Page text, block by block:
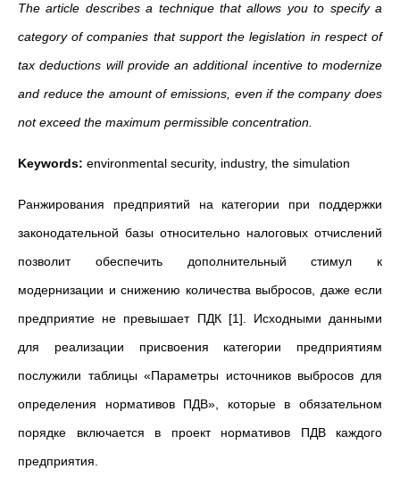
The article describes a technique that allows you to specify a
category of companies that support the legislation in respect of
tax deductions will provide an additional incentive to modernize
and reduce the amount of emissions, even if the company does
not exceed the maximum permissible concentration.
Keywords: environmental security, industry, the simulation
Ранжирования предприятий на категории при поддержки
законодательной базы относительно налоговых отчислений
позволит обеспечить дополнительный стимул к
модернизации и снижению количества выбросов, даже если
предприятие не превышает ПДК [1]. Исходными данными
для реализации присвоения категории предприятиям
послужили таблицы «Параметры источников выбросов для
определения нормативов ПДВ», которые в обязательном
порядке включается в проект нормативов ПДВ каждого
предприятия.